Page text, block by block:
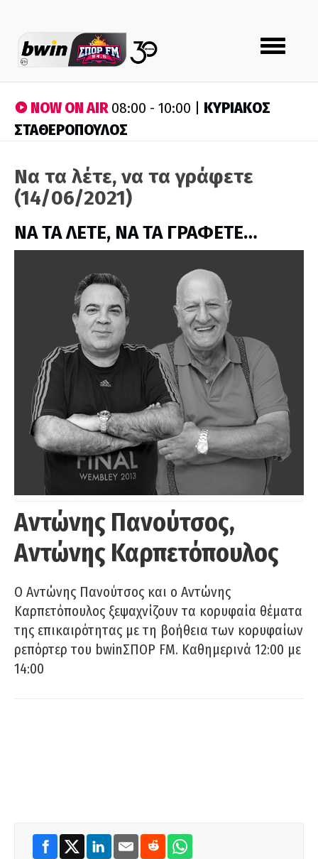
Toggle
navigation
NOW ON AIR08:00 - 10:00 | ΚΥΡΙΑΚΟΣ
ΣΤΑΘΕΡΟΠΟΥΛΟΣ
Να τα λέτε, να τα γράφετε
(14/06/2021)
ΝΑ ΤΑ ΛΕΤΕ, ΝΑ ΤΑ ΓΡΑΦΕΤΕ…
Αντώνης Πανούτσος,
Αντώνης Καρπετόπουλος
Ο Αντώνης Πανούτσος και ο Αντώνης
Καρπετόπουλος ξεψαχνίζουν τα κορυφαία θέματα
της επικαιρότητας με τη βοήθεια των κορυφαίων
ρεπόρτερ του bwinΣΠΟΡ FM. Καθημερινά 12:00 με
14:00